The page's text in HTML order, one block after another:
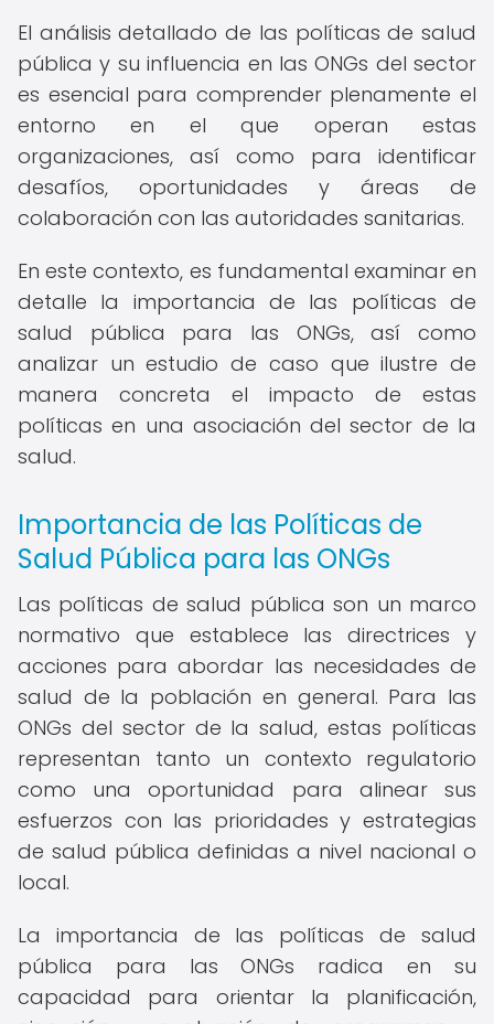
El análisis detallado de las políticas de salud
pública y su influencia en las ONGs del sector
es esencial para comprender plenamente el
entorno en el que operan estas
organizaciones, así como para identificar
desafíos, oportunidades y áreas de
colaboración con las autoridades sanitarias.
En este contexto, es fundamental examinar en
detalle la importancia de las políticas de
salud pública para las ONGs, así como
analizar un estudio de caso que ilustre de
manera concreta el impacto de estas
políticas en una asociación del sector de la
salud.
Importancia de las Políticas de
Salud Pública para las ONGs
Las políticas de salud pública son un marco
normativo que establece las directrices y
acciones para abordar las necesidades de
salud de la población en general. Para las
ONGs del sector de la salud, estas políticas
representan tanto un contexto regulatorio
como una oportunidad para alinear sus
esfuerzos con las prioridades y estrategias
de salud pública definidas a nivel nacional o
local.
La importancia de las políticas de salud
pública para las ONGs radica en su
capacidad para orientar la planificación,